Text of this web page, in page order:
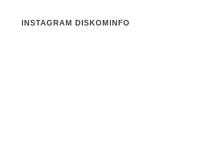
INSTAGRAM DISKOMINFO